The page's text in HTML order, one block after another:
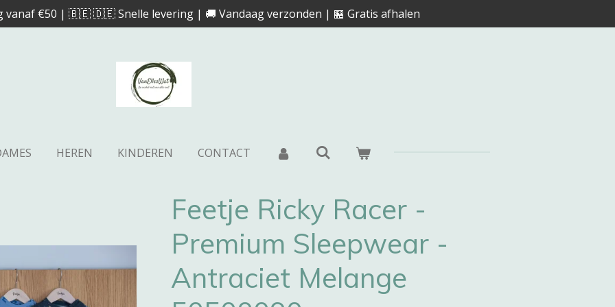
€50 | 🇧🇪 🇩🇪 Snelle levering | 🚚 Vandaag verzonden | 🏪 Gratis afhalen
HEREN KINDEREN CONTACT
Feetje Ricky Racer -
Premium Sleepwear -
Antraciet Melange